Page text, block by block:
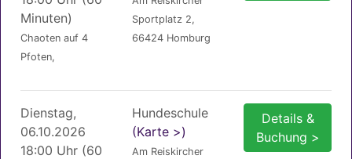
Minuten)
Chaoten auf 4
Pfoten,
Sportplatz 2,
66424 Homburg
Dienstag,
06.10.2026
18:00 Uhr (60
Hundeschule
(Karte >)
Am Reiskircher
Details &
Buchung >